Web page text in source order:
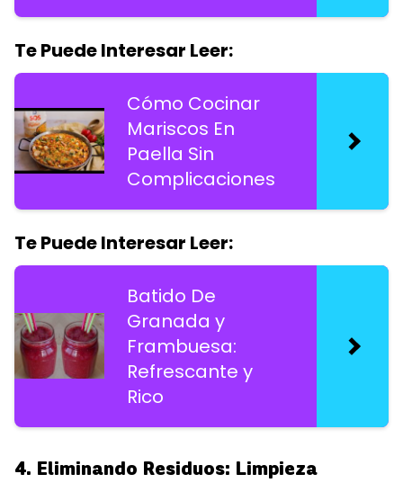
Te Puede Interesar Leer:
Cómo Cocinar
Mariscos En
Paella Sin
Complicaciones
Te Puede Interesar Leer:
Batido De
Granada y
Frambuesa:
Refrescante y
Rico
4. Eliminando Residuos: Limpieza